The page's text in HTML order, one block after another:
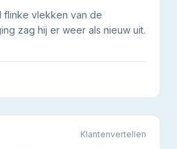
flinke vlekken van de
zag hij er weer als nieuw uit.
Klantenvertellen